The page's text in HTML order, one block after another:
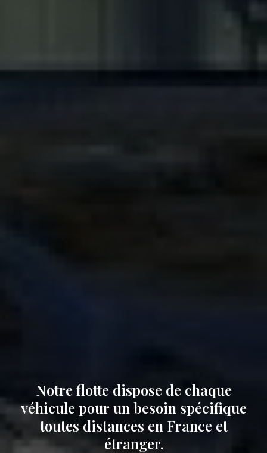
Notre flotte dispose de chaque
véhicule pour un besoin spécifique
toutes distances en France et
étranger.